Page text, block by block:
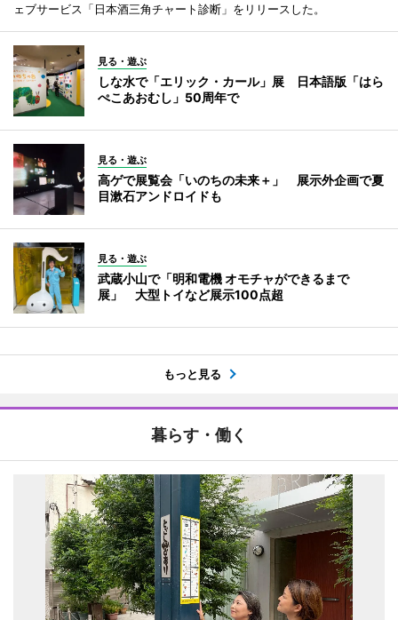
ェブサービス「日本酒三角チャート診断」をリリースした。
見る・遊ぶ
しな水で「エリック・カール」展 日本語版「はら
ぺこあおむし」50周年で
見る・遊ぶ
高ゲで展覧会「いのちの未来＋」 展示外企画で夏
目漱石アンドロイドも
見る・遊ぶ
武蔵小山で「明和電機 オモチャができるまで
展」 大型トイなど展示100点超
もっと見る
暮らす・働く